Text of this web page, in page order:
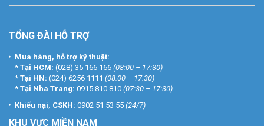
TỔNG ĐÀI HỖ TRỢ
Mua hàng, hỗ trợ kỹ thuật:
* Tại HCM: (028) 35 166 166 (08:00 – 17:30)
* Tại HN: (024) 6256 1111 (08:00 – 17:30)
* Tại Nha Trang: 0915 810 810 (07:30 – 17:30)
Khiếu nại, CSKH: 0902 51 53 55 (24/7)
KHU VỰC MIỀN NAM